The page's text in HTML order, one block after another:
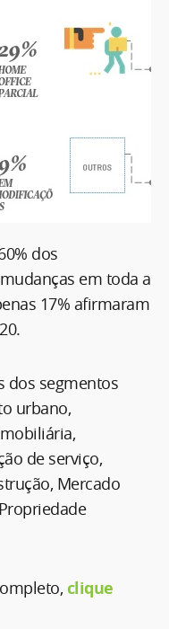
dos
em toda a
17% afirmaram
dos segmentos
urbano,
de serviço,
Mercado
clique